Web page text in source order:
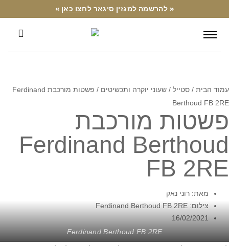
« להרשמה למגזין סיגאר לחצו כאן »
עמוד הבית / סטייל / שעוני יוקרה ותכשיטים
/ פשטות מורכבת Ferdinand
Berthoud FB 2RE
פשטות מורכבת
Ferdinand Berthoud
FB 2RE
מאת: רוני נאק
צילום: Ferdinand Berthoud FB 2RE
16/02/2021
Ferdinand Berthoud FB 2RE